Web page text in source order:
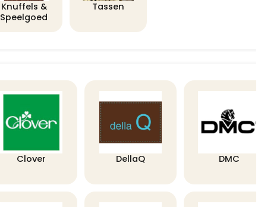
Knuffels &
Speelgoed
Tassen
Clover DellaQ DMC